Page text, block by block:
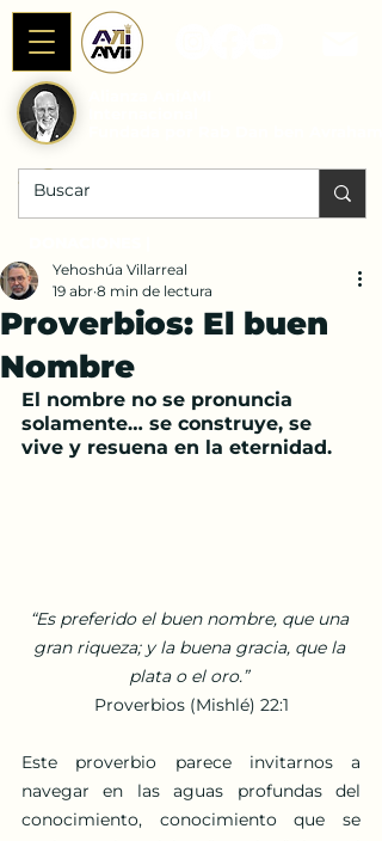
Proverbios: El buen
Nombre
Yehoshúa Villarreal
19 abr 8 min de lectura
El nombre no se pronuncia
solamente… se construye, se
vive y resuena en la eternidad.
“Es preferido el buen nombre, que una
gran riqueza; y la buena gracia, que la
plata o el oro.”
Proverbios (Mishlé) 22:1
Este proverbio parece invitarnos a
navegar en las aguas profundas del
conocimiento, conocimiento que se